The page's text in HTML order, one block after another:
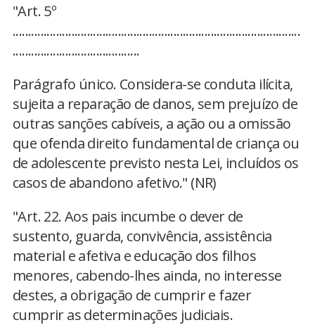
"Art. 5º
.............................................................................................
.........................................
Parágrafo único. Considera-se conduta ilícita,
sujeita a reparação de danos, sem prejuízo de
outras sanções cabíveis, a ação ou a omissão
que ofenda direito fundamental de criança ou
de adolescente previsto nesta Lei, incluídos os
casos de abandono afetivo." (NR)
"Art. 22. Aos pais incumbe o dever de
sustento, guarda, convivência, assistência
material e afetiva e educação dos filhos
menores, cabendo-lhes ainda, no interesse
destes, a obrigação de cumprir e fazer
cumprir as determinações judiciais.